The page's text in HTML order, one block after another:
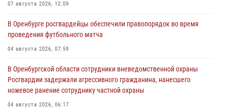
07 августа 2026, 12:09
В Оренбурге росгвардейцы обеспечили правопорядок во время
проведения футбольного матча
04 августа 2026, 07:59
В Оренбургской области сотрудники вневедомственной охраны
Росгвардии задержали агрессивного гражданина, нанесшего
ножевое ранение сотруднику частной охраны
04 августа 2026, 06:17